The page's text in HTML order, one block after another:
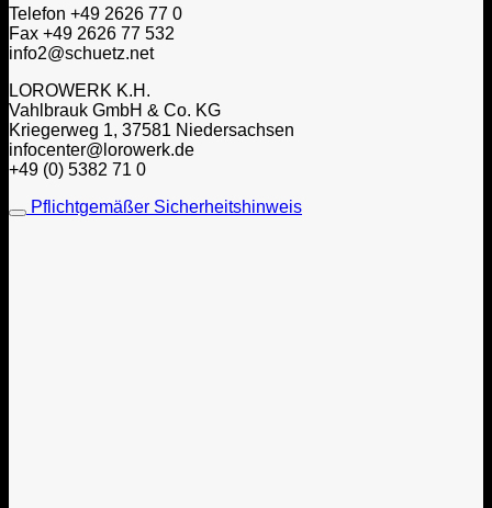
Telefon +49 2626 77 0
Fax +49 2626 77 532
info2@schuetz.net
LOROWERK K.H.
Vahlbrauk GmbH & Co. KG
Kriegerweg 1, 37581 Niedersachsen
infocenter@lorowerk.de
+49 (0) 5382 71 0
Pflichtgemäßer Sicherheitshinweis